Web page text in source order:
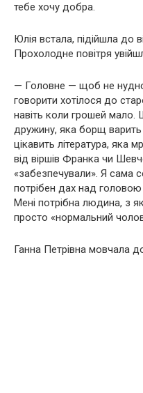
тебе хочу добра.
Юлія встала, підійшла до
Прохолодне повітря
— Головне — щоб не
говорити хотілося до
навіть коли грошей
дружину, яка борщ варить
цікавить література, яка
від віршів Франка чи
«забезпечували». Я сама
потрібен дах над
Мені потрібна людина, з
просто «нормальний
Ганна Петрівна мовчала